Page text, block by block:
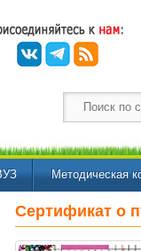
Методическая
Сертификат о